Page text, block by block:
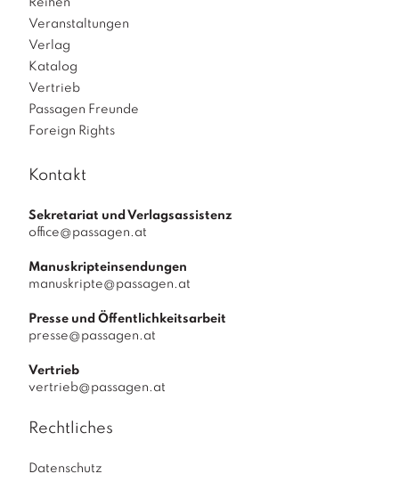
Reihen
Veranstaltungen
Verlag
Katalog
Vertrieb
Passagen Freunde
Foreign Rights
Kontakt
Sekretariat und Verlagsassistenz
office@passagen.at
Manuskripteinsendungen
manuskripte@passagen.at
Presse und Öffentlichkeitsarbeit
presse@passagen.at
Vertrieb
vertrieb@passagen.at
Rechtliches
Datenschutz